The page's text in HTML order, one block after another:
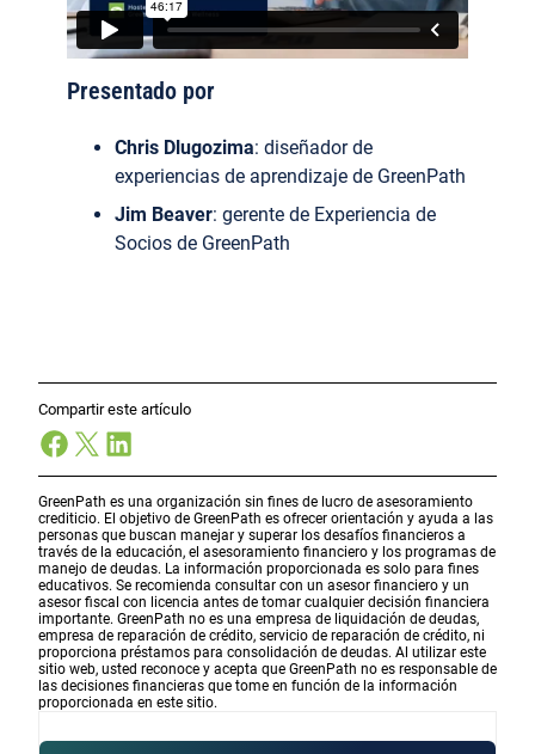
Presentado por
Chris Dlugozima: diseñador de
experiencias de aprendizaje de GreenPath
Jim Beaver: gerente de Experiencia de
Socios de GreenPath
Compartir este artículo
Facebook
X LinkedIn
GreenPath es una organización sin fines de lucro de asesoramiento
crediticio. El objetivo de GreenPath es ofrecer orientación y ayuda a las
personas que buscan manejar y superar los desafíos financieros a
través de la educación, el asesoramiento financiero y los programas de
manejo de deudas. La información proporcionada es solo para fines
educativos. Se recomienda consultar con un asesor financiero y un
asesor fiscal con licencia antes de tomar cualquier decisión financiera
importante. GreenPath no es una empresa de liquidación de deudas,
empresa de reparación de crédito, servicio de reparación de crédito, ni
proporciona préstamos para consolidación de deudas. Al utilizar este
sitio web, usted reconoce y acepta que GreenPath no es responsable de
las decisiones financieras que tome en función de la información
proporcionada en este sitio.